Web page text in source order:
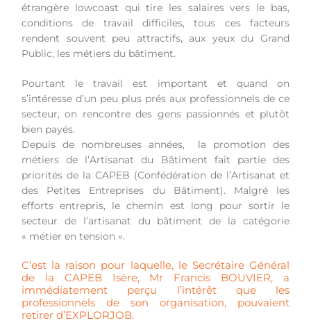
étrangère lowcoast qui tire les salaires vers le bas,
conditions de travail difficiles, tous ces facteurs
rendent souvent peu attractifs, aux yeux du Grand
Public, les métiers du bâtiment.
Pourtant le travail est important et quand on
s’intéresse d’un peu plus prés aux professionnels de ce
secteur, on rencontre des gens passionnés et plutôt
bien payés.
Depuis de nombreuses années, la promotion des
métiers de l’Artisanat du Bâtiment fait partie des
priorités de la CAPEB (Confédération de l’Artisanat et
des Petites Entreprises du Bâtiment). Malgré les
efforts entrepris, le chemin est long pour sortir le
secteur de l’artisanat du bâtiment de la catégorie
« métier en tension ».
C’est la raison pour laquelle, le Secrétaire Général
de la CAPEB Isère, Mr Francis BOUVIER, a
immédiatement perçu l’intérêt que les
professionnels de son organisation, pouvaient
retirer d’EXPLORJOB.